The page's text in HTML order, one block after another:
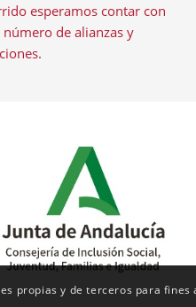
esperamos contar con
de alianzas y
propias y de terceros para